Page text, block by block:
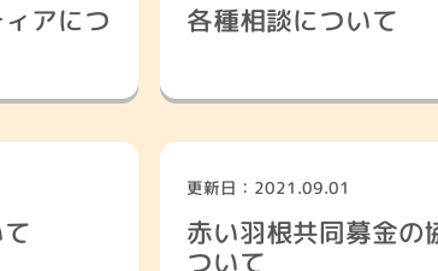
高齢者のこと 障が
ボランティアセンター 災害ボラ
アにつ
各種相談について
更新日：2021.09.01
赤い羽根共同募金の
ついて